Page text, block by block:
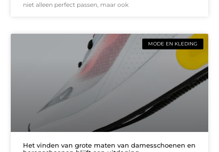
niet alleen perfect passen, maar ook
MODE EN KLEDING
Het vinden van grote maten van damesschoenen en